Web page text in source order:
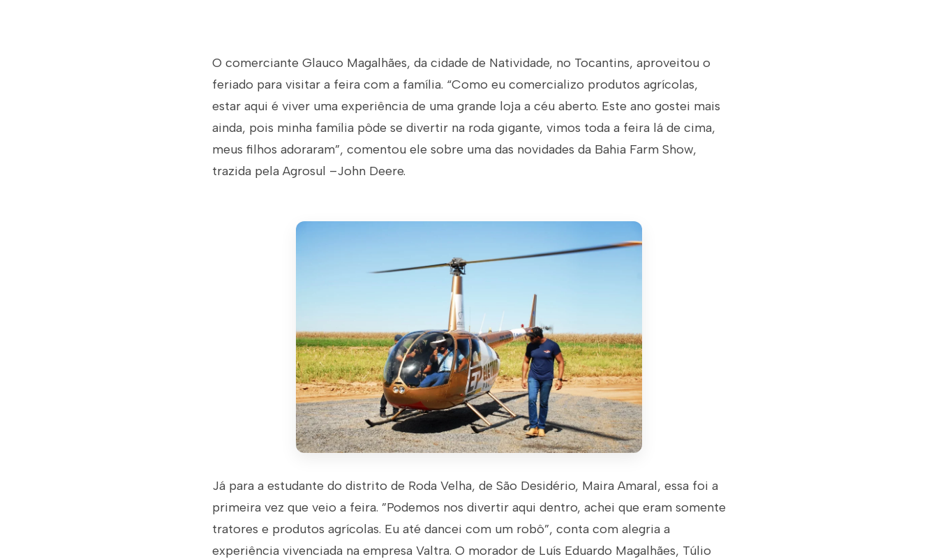
O comerciante Glauco Magalhães, da cidade de Natividade, no Tocantins, aproveitou o
feriado para visitar a feira com a família. “Como eu comercializo produtos agrícolas,
estar aqui é viver uma experiência de uma grande loja a céu aberto. Este ano gostei mais
ainda, pois minha família pôde se divertir na roda gigante, vimos toda a feira lá de cima,
meus filhos adoraram”, comentou ele sobre uma das novidades da Bahia Farm Show,
trazida pela Agrosul –John Deere.
Já para a estudante do distrito de Roda Velha, de São Desidério, Maira Amaral, essa foi a
primeira vez que veio a feira. ”Podemos nos divertir aqui dentro, achei que eram somente
tratores e produtos agrícolas. Eu até dancei com um robô”, conta com alegria a
experiência vivenciada na empresa Valtra. O morador de Luís Eduardo Magalhães, Túlio